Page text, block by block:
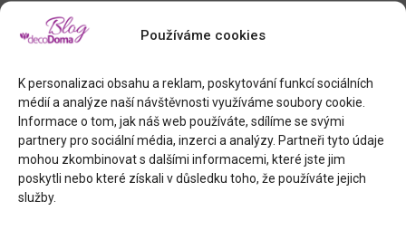
Používáme cookies
K personalizaci obsahu a reklam, poskytování funkcí sociálních
médií a analýze naší návštěvnosti využíváme soubory cookie.
Informace o tom, jak náš web používáte, sdílíme se svými
partnery pro sociální média, inzerci a analýzy. Partneři tyto údaje
mohou zkombinovat s dalšími informacemi, které jste jim
poskytli nebo které získali v důsledku toho, že používáte jejich
služby.
kdy mnohé zahálejí, lze jim přiřadit nové funkce.